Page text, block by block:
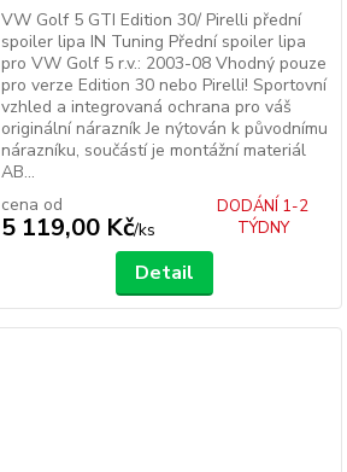
VW Golf 5 GTI Edition 30/ Pirelli přední
spoiler lipa IN Tuning Přední spoiler lipa
pro VW Golf 5 r.v.: 2003-08 Vhodný pouze
pro verze Edition 30 nebo Pirelli! Sportovní
vzhled a integrovaná ochrana pro váš
originální nárazník Je nýtován k původnímu
nárazníku, součástí je montážní materiál
AB...
cena od
5 119,00 Kč/ks
DODÁNÍ 1-2
TÝDNY
Detail